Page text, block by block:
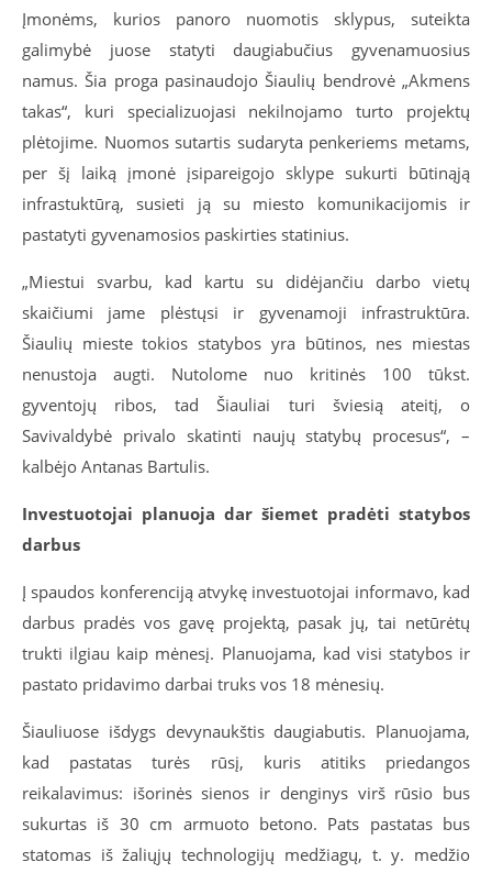
Įmonėms, kurios panoro nuomotis sklypus, suteikta
galimybė juose statyti daugiabučius gyvenamuosius
namus. Šia proga pasinaudojo Šiaulių bendrovė „Akmens
takas“, kuri specializuojasi nekilnojamo turto projektų
plėtojime. Nuomos sutartis sudaryta penkeriems metams,
per šį laiką įmonė įsipareigojo sklype sukurti būtinąją
infrastuktūrą, susieti ją su miesto komunikacijomis ir
pastatyti gyvenamosios paskirties statinius.
„Miestui svarbu, kad kartu su didėjančiu darbo vietų
skaičiumi jame plėstųsi ir gyvenamoji infrastruktūra.
Šiaulių mieste tokios statybos yra būtinos, nes miestas
nenustoja augti. Nutolome nuo kritinės 100 tūkst.
gyventojų ribos, tad Šiauliai turi šviesią ateitį, o
Savivaldybė privalo skatinti naujų statybų procesus“, –
kalbėjo Antanas Bartulis.
Investuotojai planuoja dar šiemet pradėti statybos
darbus
Į spaudos konferenciją atvykę investuotojai informavo, kad
darbus pradės vos gavę projektą, pasak jų, tai netūrėtų
trukti ilgiau kaip mėnesį. Planuojama, kad visi statybos ir
pastato pridavimo darbai truks vos 18 mėnesių.
Šiauliuose išdygs devynaukštis daugiabutis. Planuojama,
kad pastatas turės rūsį, kuris atitiks priedangos
reikalavimus: išorinės sienos ir denginys virš rūsio bus
sukurtas iš 30 cm armuoto betono. Pats pastatas bus
statomas iš žaliųjų technologijų medžiagų, t. y. medžio